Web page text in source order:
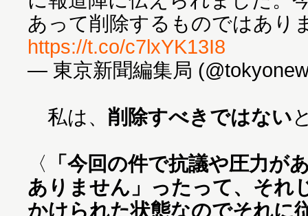
あって削除するものではあり
https://t.co/c7lxYK13I8
— 東京新聞編集局
私は、 削除すべきではない
〈
「今回の件で抗議や圧力が
ありません」ったって、それ
かけられた状態なのでそれに